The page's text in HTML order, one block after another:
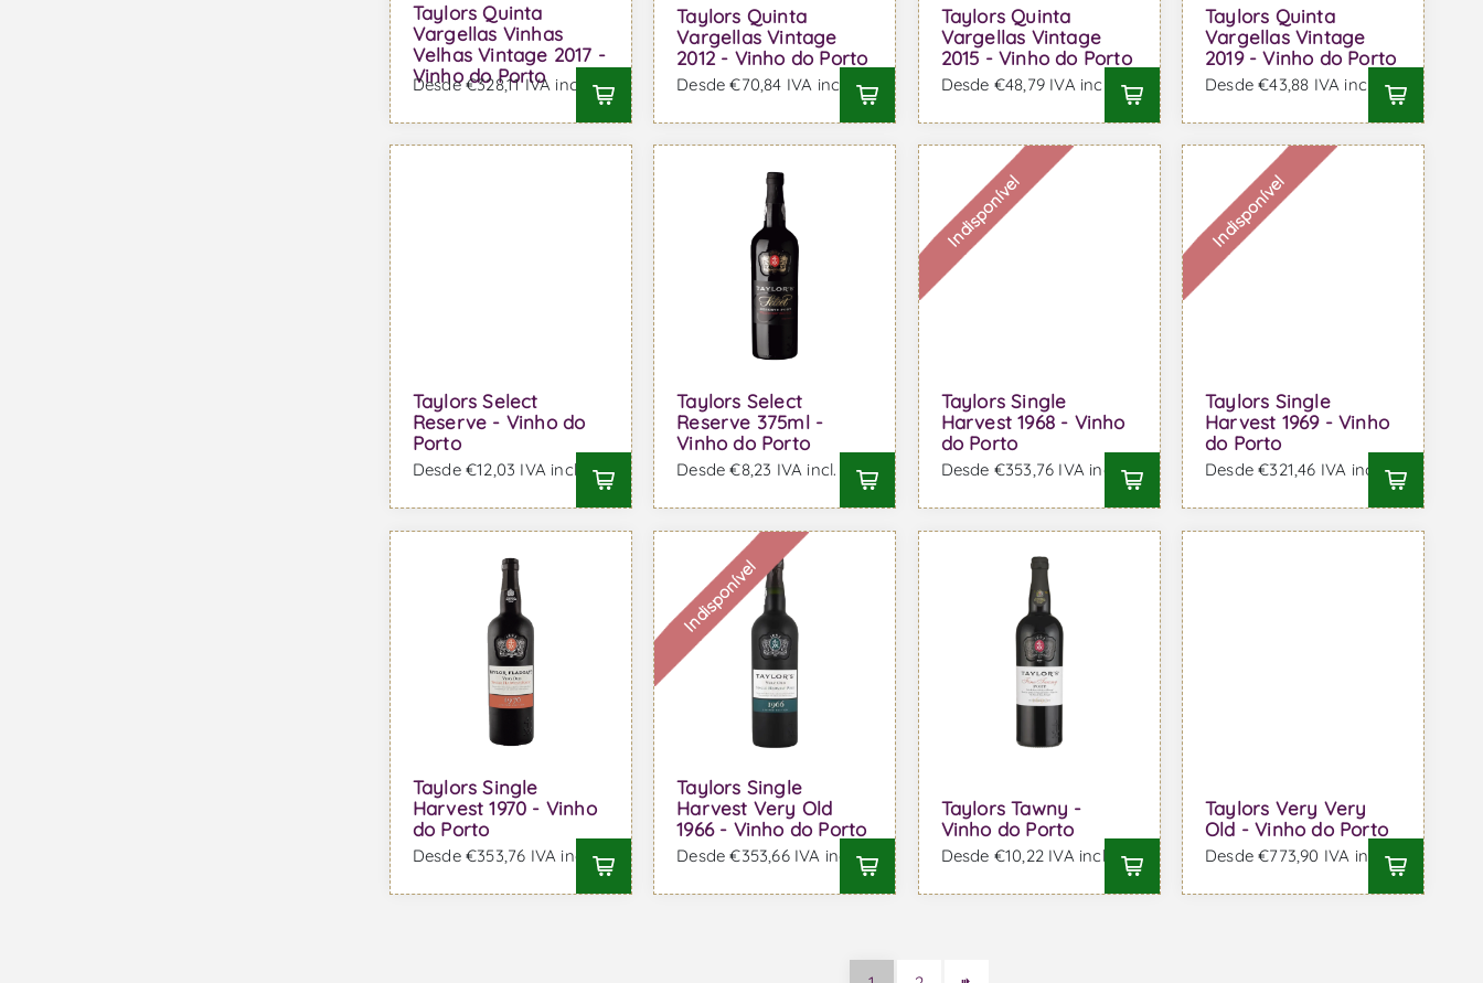
Taylors Quinta
Vargellas Vinhas
Velhas Vintage 2017 -
Vinho do Porto
Desde €328,11 IVA incl.
Taylors Quinta
Vargellas Vintage
2012 - Vinho do Porto
Desde €70,84 IVA incl.
Taylors Quinta
Vargellas Vintage
2015 - Vinho do Porto
Desde €48,79 IVA incl.
Taylors Quinta
Vargellas Vintage
2019 - Vinho do Porto
Desde €43,88 IVA incl.
Taylors Select
Reserve - Vinho do
Porto
Desde €12,03 IVA incl.
Taylors Select
Reserve 375ml -
Vinho do Porto
Desde €8,23 IVA incl.
Indisponível
Taylors Single
Harvest 1968 - Vinho
do Porto
Desde €353,76 IVA incl.
Indisponível
Taylors Single
Harvest 1969 - Vinho
do Porto
Desde €321,46 IVA incl.
Taylors Single
Harvest 1970 - Vinho
do Porto
Desde €353,76 IVA incl.
Indisponível
Taylors Single
Harvest Very Old
1966 - Vinho do Porto
Desde €353,66 IVA incl.
Taylors Tawny -
Vinho do Porto
Desde €10,22 IVA incl.
Taylors Very Very
Old - Vinho do Porto
Desde €773,90 IVA incl.